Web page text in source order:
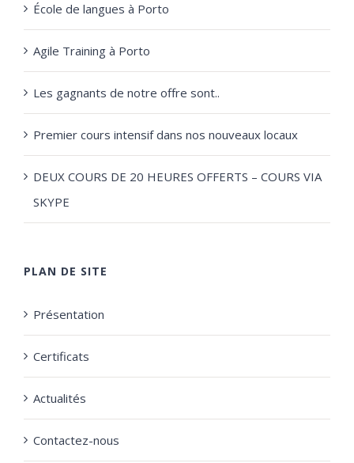
École de langues à Porto
Agile Training à Porto
Les gagnants de notre offre sont..
Premier cours intensif dans nos nouveaux locaux
DEUX COURS DE 20 HEURES OFFERTS – COURS VIA
SKYPE
PLAN DE SITE
Présentation
Certificats
Actualités
Contactez-nous